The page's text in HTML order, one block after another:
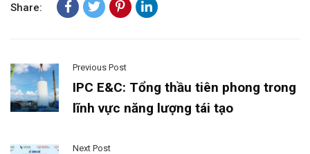
Share:
Previous Post
IPC E&C: Tổng thầu tiên phong trong
lĩnh vực năng lượng tái tạo
Next Post